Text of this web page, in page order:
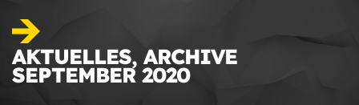
AKTUELLES, ARCHIVE
SEPTEMBER 2020